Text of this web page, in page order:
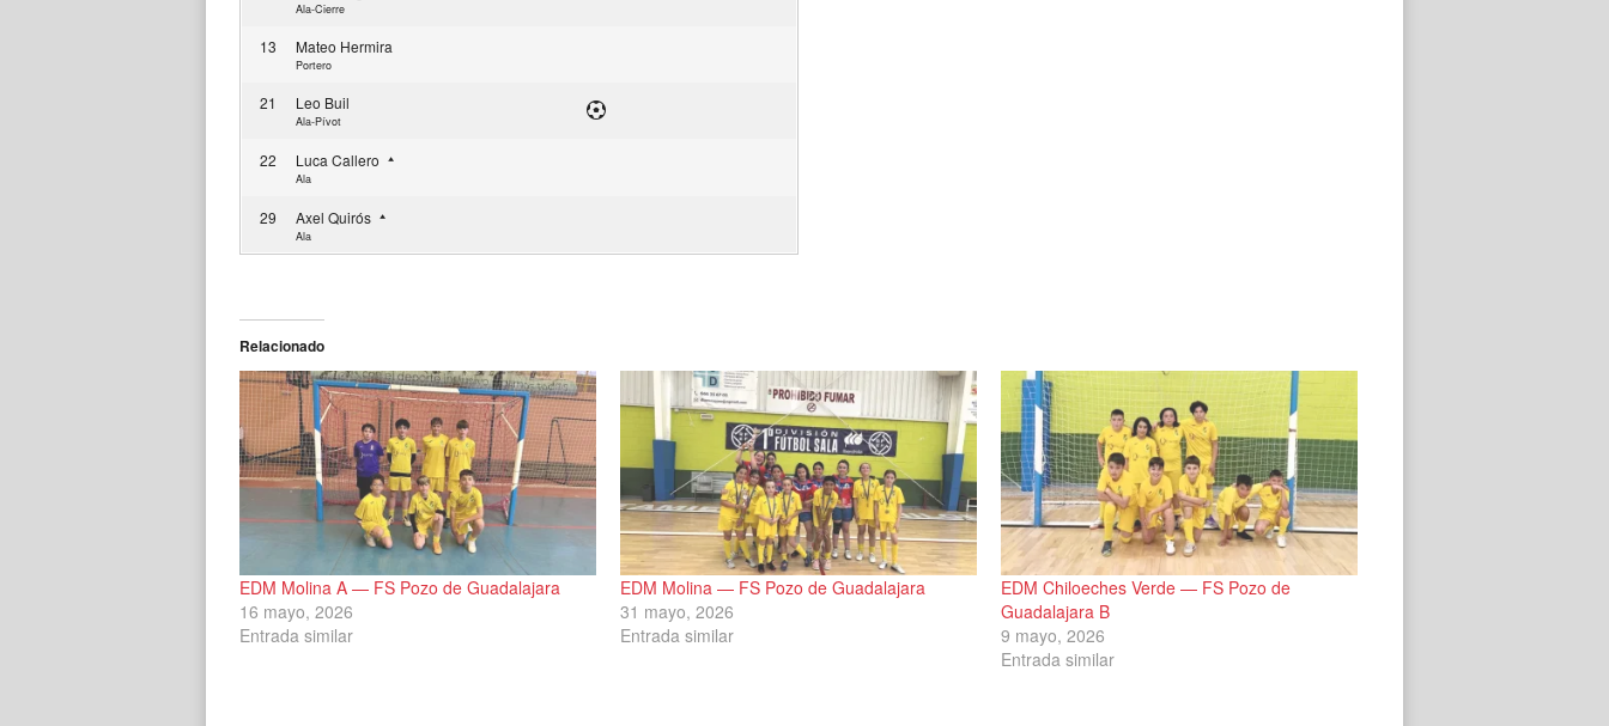
Ala-Cierre
13 Mateo Hermira
Portero
21 Leo Buil
Ala-Pívot
22 Luca Callero
Ala
29 Axel Quirós
Ala
Relacionado
EDM Molina A — FS Pozo de Guadalajara
16 mayo, 2026
Entrada similar
EDM Molina — FS Pozo de Guadalajara
31 mayo, 2026
Entrada similar
EDM Chiloeches Verde — FS Pozo de
Guadalajara B
9 mayo, 2026
Entrada similar